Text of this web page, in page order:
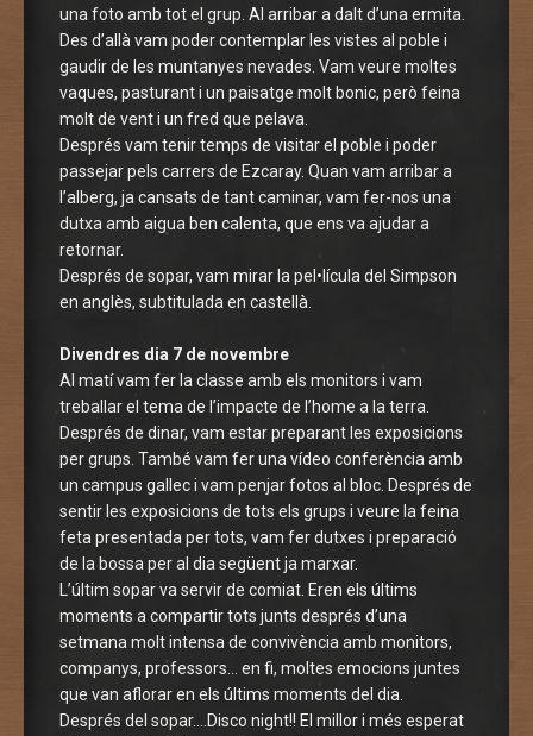
una foto amb tot el grup. Al arribar a dalt d’una ermita.
Des d’allà vam poder contemplar les vistes al poble i
gaudir de les muntanyes nevades. Vam veure moltes
vaques, pasturant i un paisatge molt bonic, però feina
molt de vent i un fred que pelava.
Després vam tenir temps de visitar el poble i poder
passejar pels carrers de Ezcaray. Quan vam arribar a
l’alberg, ja cansats de tant caminar, vam fer-nos una
dutxa amb aigua ben calenta, que ens va ajudar a
retornar.
Després de sopar, vam mirar la pel•lícula del Simpson
en anglès, subtitulada en castellà.
Divendres dia 7 de novembre
Al matí vam fer la classe amb els monitors i vam
treballar el tema de l’impacte de l’home a la terra.
Després de dinar, vam estar preparant les exposicions
per grups. També vam fer una vídeo conferència amb
un campus gallec i vam penjar fotos al bloc. Després de
sentir les exposicions de tots els grups i veure la feina
feta presentada per tots, vam fer dutxes i preparació
de la bossa per al dia següent ja marxar.
L’últim sopar va servir de comiat. Eren els últims
moments a compartir tots junts després d’una
setmana molt intensa de convivència amb monitors,
companys, professors… en fi, moltes emocions juntes
que van aflorar en els últims moments del dia.
Després del sopar….Disco night!! El millor i més esperat